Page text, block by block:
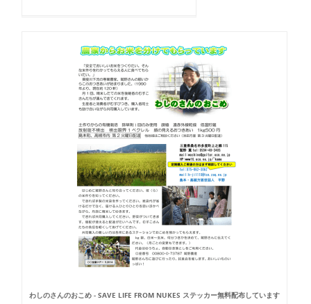
わしのさんのおこめ - SAVE LIFE FROM NUKES ステッカー無料配布しています